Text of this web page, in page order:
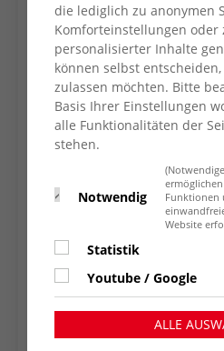
die Angebote der
sehr wichtig für die
Menschen in den
medizinischen Reha-
ausgelastet, hieß es. Die
Rehabilitation seien sehr
auch in den medizinischen
Rehabilitationskliniken
ausreichend erklärt. Das
Meinung vieler
betroffenen Menschen
Leistungsansprüche
dann lieber wieder in
integrieren, auch wenn
für die Gesundheit der
einer der Gründe,
die lediglich zu anonymen
Komforteinstellungen oder
personalisierter Inhalte
können selbst
zulassen möchten. Bitte
Basis Ihrer Einstellungen
alle Funktionalitäten der
stehen.
Notwendig
Funktionen
Website
Statistik
Youtube / Google
ALLE